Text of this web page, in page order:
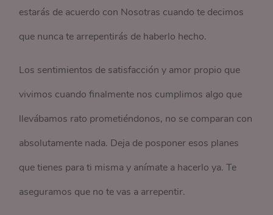
estarás de acuerdo con Nosotras cuando te decimos
que nunca te arrepentirás de haberlo hecho.
Los sentimientos de satisfacción y amor propio que
vivimos cuando finalmente nos cumplimos algo que
llevábamos rato prometiéndonos, no se comparan con
absolutamente nada. Deja de posponer esos planes
que tienes para ti misma y anímate a hacerlo ya. Te
aseguramos que no te vas a arrepentir.